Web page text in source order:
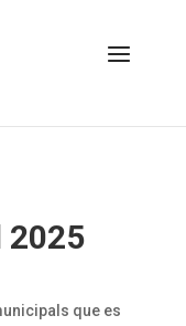
2025
que es